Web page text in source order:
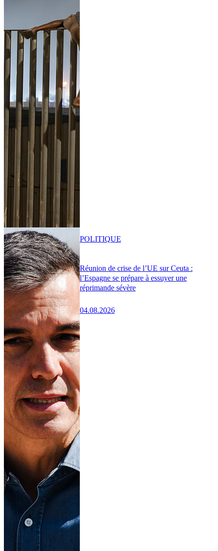
Réunion de crise de l’UE sur Ceuta :
l’Espagne se prépare à essuyer une
réprimande sévère
04.08.2026
POLITIQUE